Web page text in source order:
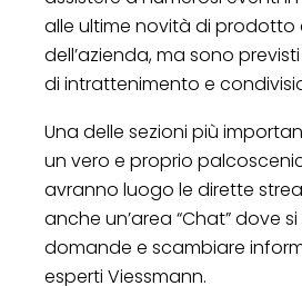
alle ultime novità di prodotto
dell’azienda, ma sono
di intrattenimento e
Una delle sezioni più
un vero e proprio
avranno luogo le dirette
anche un’area “Chat” dove
domande e scambiare
esperti Viessmann.